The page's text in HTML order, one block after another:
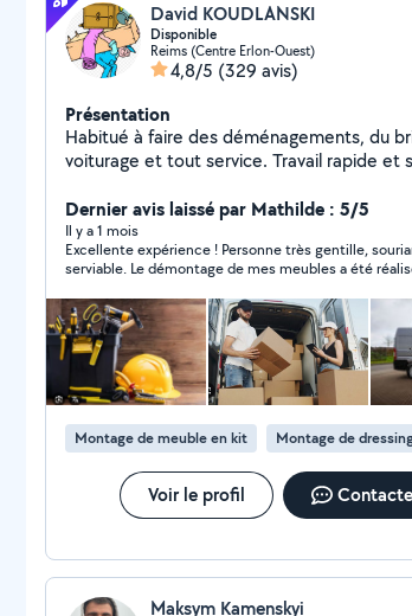
David KOUDLANSKI
Disponible
Reims (Centre Erlon-Ouest)
4,8/5 (329 avis)
Présentation
Habitué à faire des déménagements, du
voiturage et tout service. Travail rapide et
Dernier avis laissé par Mathilde : 5/5
Il y a 1 mois
Excellente expérience ! Personne très gentille,
serviable. Le démontage de mes meubles a été
C’était un vrai plaisir de faire appel à lui. Je le
yeux fermés ;)
Montage de meuble en kit Montage de
Voir le profil
Maksym Kamenskyi